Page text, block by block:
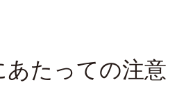
あたっての注意